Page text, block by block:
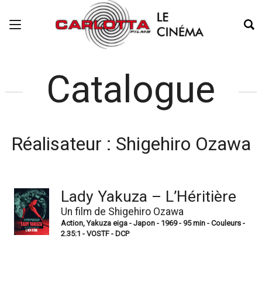
Catalogue
Réalisateur : Shigehiro Ozawa
Lady Yakuza – L’Héritière
Un film de Shigehiro Ozawa
Action, Yakuza eiga - Japon - 1969 - 95 min - Couleurs -
2.35:1 - VOSTF - DCP